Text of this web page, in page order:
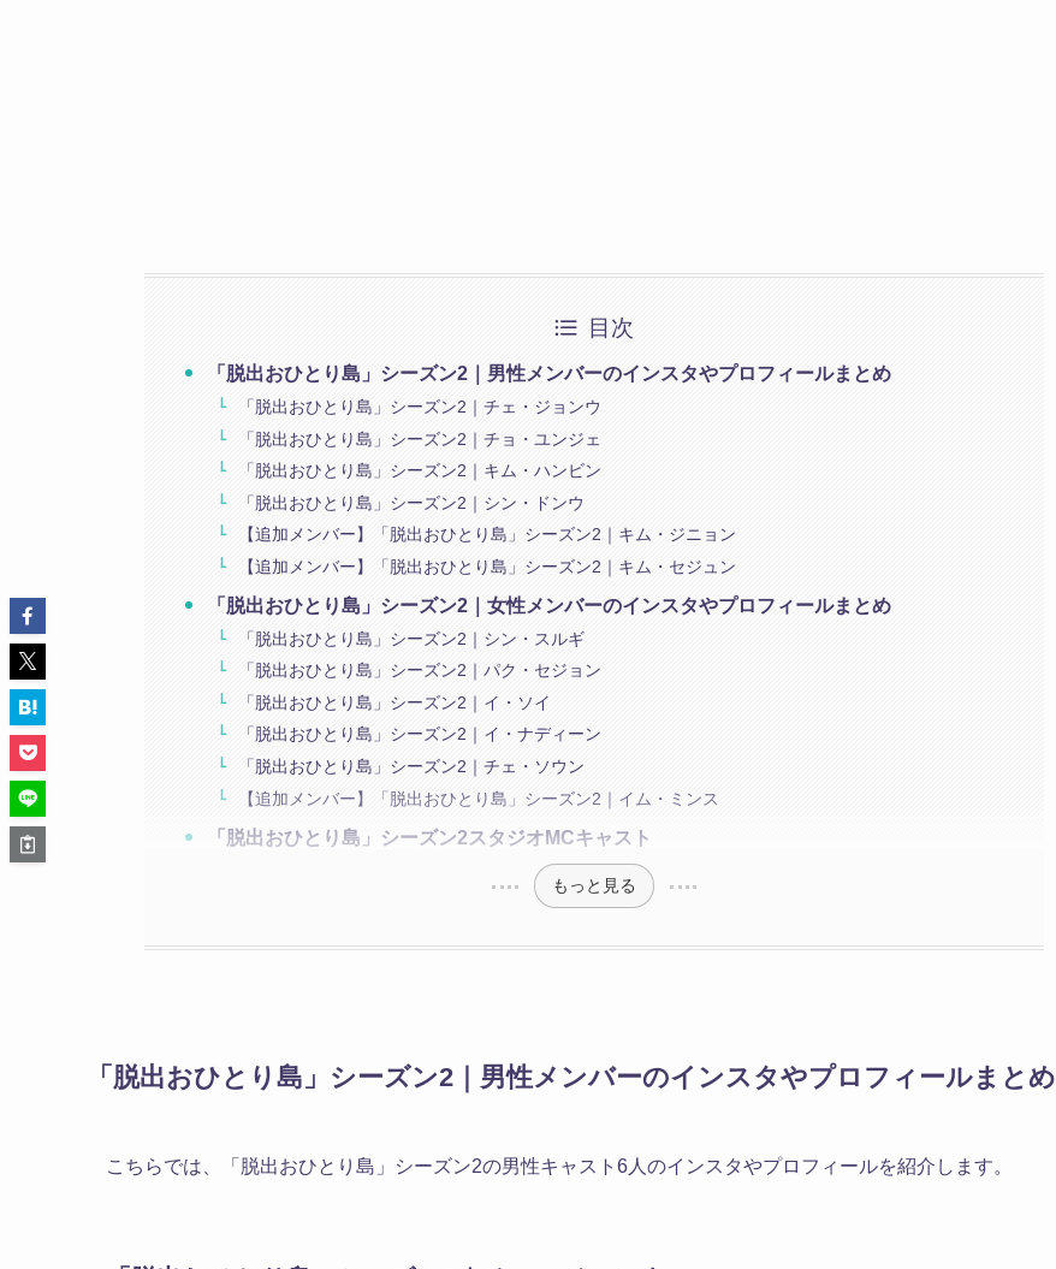
目次
「脱出おひとり島」シーズン2｜男性メンバーのインスタやプロフィールまとめ
「脱出おひとり島」シーズン2｜チェ・ジョンウ
「脱出おひとり島」シーズン2｜チョ・ユンジェ
「脱出おひとり島」シーズン2｜キム・ハンビン
「脱出おひとり島」シーズン2｜シン・ドンウ
【追加メンバー】「脱出おひとり島」シーズン2｜キム・ジニョン
【追加メンバー】「脱出おひとり島」シーズン2｜キム・セジュン
「脱出おひとり島」シーズン2｜女性メンバーのインスタやプロフィールまとめ
「脱出おひとり島」シーズン2｜シン・スルギ
「脱出おひとり島」シーズン2｜パク・セジョン
「脱出おひとり島」シーズン2｜イ・ソイ
「脱出おひとり島」シーズン2｜イ・ナディーン
「脱出おひとり島」シーズン2｜チェ・ソウン
【追加メンバー】「脱出おひとり島」シーズン2｜イム・ミンス
「脱出おひとり島」シーズン2スタジオMCキャスト
もっと見る
「脱出おひとり島」シーズン2｜男性メンバーのインスタやプロフィールまとめ
こちらでは、 「脱出おひとり島」シーズン2の男性キャスト6人のインスタやプロフィールを紹介します。